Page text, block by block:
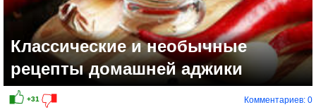
Классические и необычные
рецепты домашней аджики
Комментариев: 0